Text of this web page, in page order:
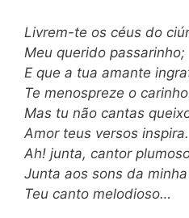
Livrem-te os céus do
Meu querido passarinho;
E que a tua amante
Te menospreze o
Mas tu não cantas
Amor teus versos inspira.
Ah! junta, cantor
Junta aos sons da
Teu canto melodioso…